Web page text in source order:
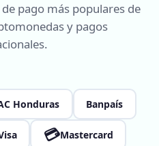
pago más populares de
y pagos
Honduras Banpaís
💳Mastercard